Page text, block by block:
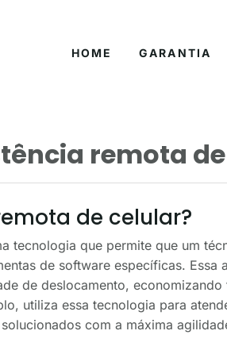
HOME GARANTIA
remota
de celular?
tecnologia que permite que um
de software específicas.
de deslocamento,
utiliza essa tecnologia para
com a máxima